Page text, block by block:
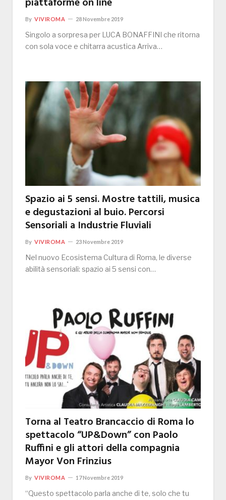
By VIVIROMA 28 Novembre 2019
Singolo a sorpresa per LUCA BONAFFINI che ritorna
con sola voce e chitarra acustica Arriva…
Spazio ai 5 sensi. Mostre tattili, musica
e degustazioni al buio. Percorsi
Sensoriali a Industrie Fluviali
By VIVIROMA 23 Novembre 2019
Nel nuovo Ecosistema Cultura di Roma, le diverse
abilità sensoriali: spazio ai 5 sensi con…
Torna al Teatro Brancaccio di Roma lo
spettacolo “UP&Down” con Paolo
Ruffini e gli attori della compagnia
Mayor Von Frinzius
By VIVIROMA 17 Novembre 2019
“Questo spettacolo parla anche di te, solo che tu